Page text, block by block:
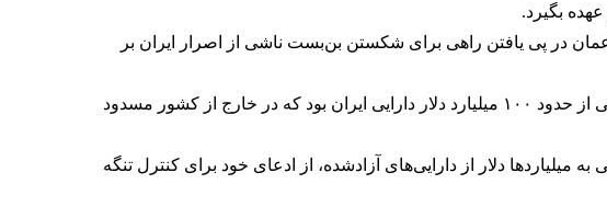
بگیرد.
در پی یافتن راهی برای شکستن بن‌بست ناشی از اصرار ایران بر
به نوشته این رسانه، اهرم اصلی واشینگتن و مسقط در این دور از مذاکرات غیرمستقیم، وعده آزادسازی بخشی از حدود ۱۰۰ میلیارد دلار دارایی ایران بود که در خارج از کشور مسدود
دلار از دارایی‌های آزادشده، از ادعای خود برای کنترل تنگه